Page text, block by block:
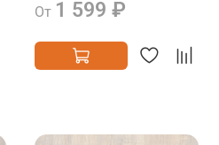
От 1 599 ₽